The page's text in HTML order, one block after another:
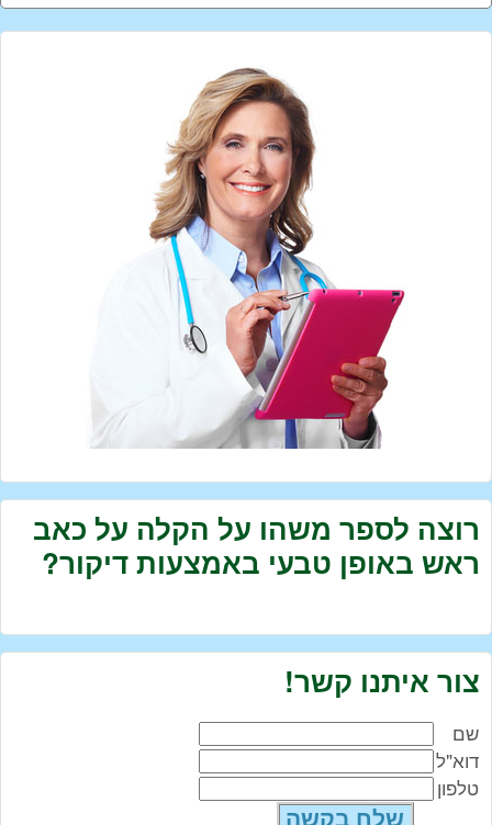
רוצה לספר משהו על הקלה על כאב
ראש באופן טבעי באמצעות דיקור?
צור איתנו קשר!
שם
דוא"ל
טלפון